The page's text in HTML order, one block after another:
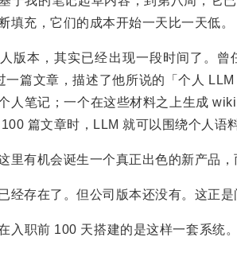
填充，它们的成本开始一天比一天低。
版本，其实已经出现一段时间了。
一篇文章，描述了他所说的「个人
人笔记；一个在这些材料之上生成
篇文章时，LLM 就可以围绕个人语
里有机会诞生一个真正出色的新产品，
经存在了。但公司版本还没有。这正是
入职前 100 天搭建的是这样一套系统